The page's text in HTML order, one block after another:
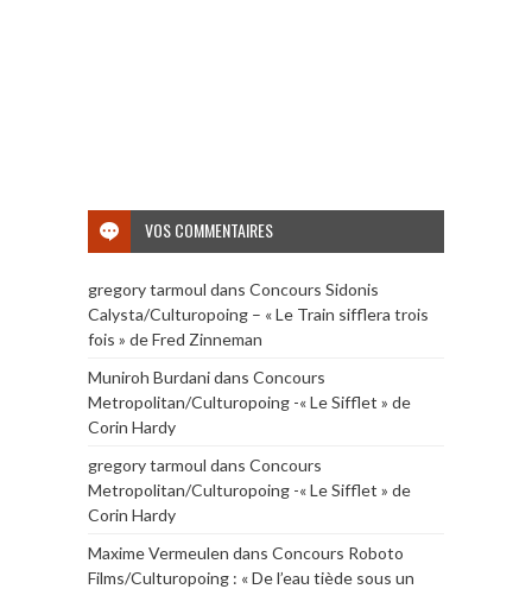
VOS COMMENTAIRES
gregory tarmoul dans Concours Sidonis
Calysta/Culturopoing – « Le Train sifflera trois
fois » de Fred Zinneman
Muniroh Burdanidans Concours
Metropolitan/Culturopoing -« Le Sifflet » de
Corin Hardy
gregory tarmoul dans Concours
Metropolitan/Culturopoing -« Le Sifflet » de
Corin Hardy
Maxime Vermeulen dans Concours Roboto
Films/Culturopoing : « De l’eau tiède sous un